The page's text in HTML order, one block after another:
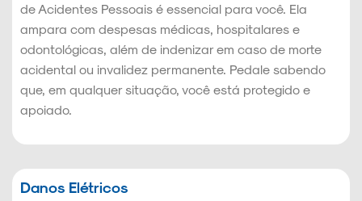
de Acidentes Pessoais é essencial para você. Ela
ampara com despesas médicas, hospitalares e
odontológicas, além de indenizar em caso de morte
acidental ou invalidez permanente. Pedale sabendo
que, em qualquer situação, você está protegido e
apoiado.
Danos Elétricos